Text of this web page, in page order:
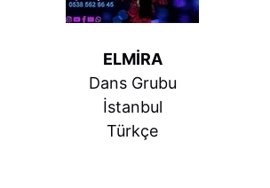
ELMİRA
Dans Grubu
İstanbul
Türkçe